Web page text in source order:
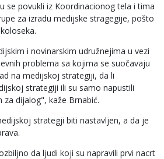
se povukli iz Koordinacionog tela i tima
za izradu medijske stragegije, pošto
i novinarskim udružnejima u vezi
problema sa kojima se suočavaju
na medijskoj strategiji, da li
strategiji ili su samo napustili
dijalog", kaže Brnabić.
strategji biti nastavljen, a da je
da ljudi koji su napravili prvi nacrt